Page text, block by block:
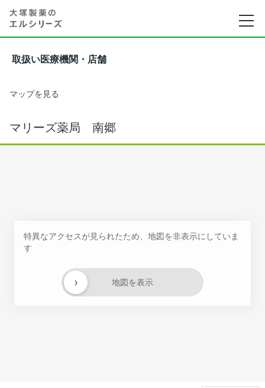
取扱い医療機関・店舗
マップを見る
マリーズ薬局 南郷
特異なアクセスが見られたため、地図を非表示にしていま
す
地図を表示
›